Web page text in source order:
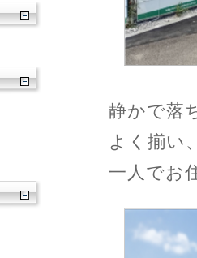
静かで落
よく揃い
一人でお